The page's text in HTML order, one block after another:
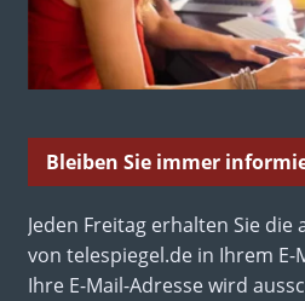
Bleiben Sie immer
Jeden Freitag erhalten Sie
von telespiegel.de in Ihrem E-
Ihre E-Mail-Adresse wird